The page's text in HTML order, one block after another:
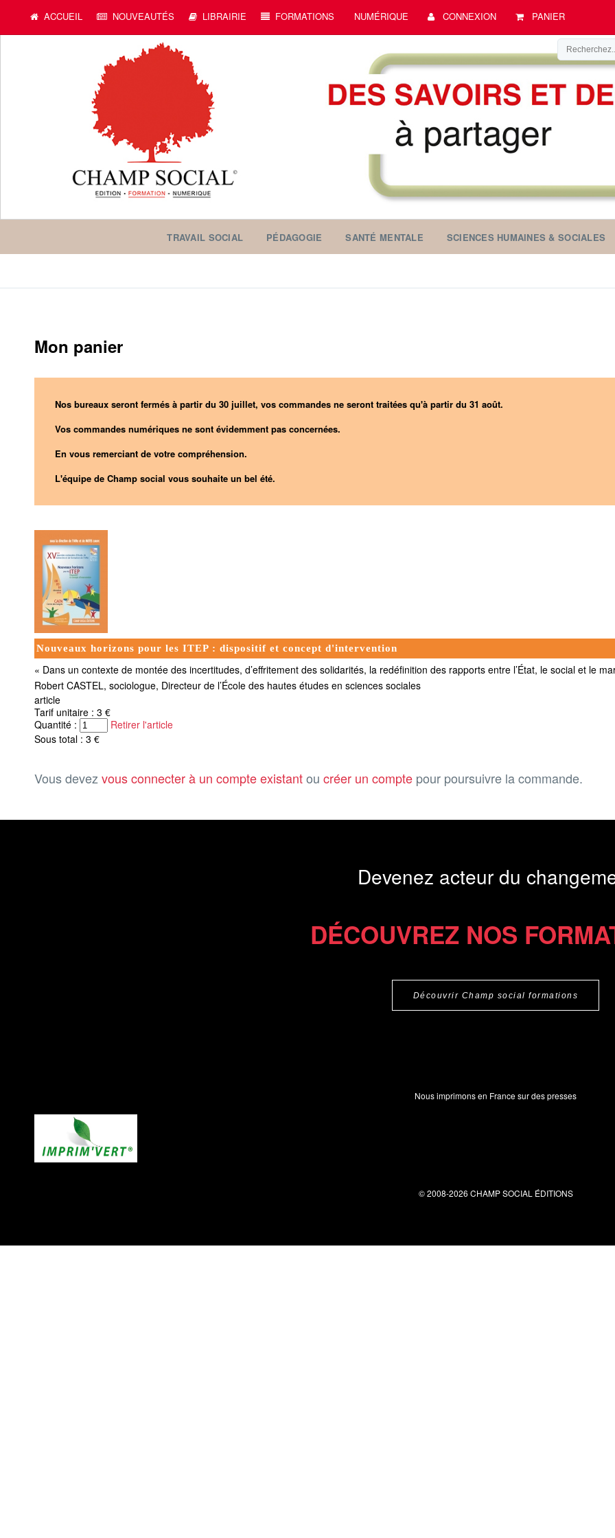
ACCUEIL NOUVEAUTÉS LIBRAIRIE FORMATIONS NUMÉRIQUE CONNEXION PANIER
TRAVAIL SOCIAL PÉDAGOGIE SANTÉ MENTALE SCIENCES HUMAINES & SOCIALES
Mon panier
Nos bureaux seront fermés à partir du 30 juillet, vos commandes ne seront traitées qu'à partir du 31 août.
Vos commandes numériques ne sont évidemment pas concernées.
En vous remerciant de votre compréhension.
L'équipe de Champ social vous souhaite un bel été.
Nouveaux horizons pour les ITEP : dispositif et concept d'intervention
« Dans un contexte de montée des incertitudes, d’effritement des solidarités, la redéfinition des rapports entre l’État, le social et le
Robert CASTEL, sociologue, Directeur de l’École des hautes études en sciences sociales
article
Tarif unitaire : 3 €
Quantité :
Retirer l'article
Sous total : 3 €
Vous devezvous connecter à un compte existantou créer un compte pour poursuivre la commande.
Devenez acteur du
DÉCOUVREZ NOS
Découvrir Champ social formations
Nous imprimons en France sur des presses
© 2008-2026 CHAMP SOCIAL ÉDITIONS